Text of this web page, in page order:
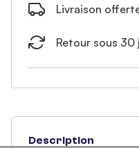
Livraison
Retour sous 30
Description